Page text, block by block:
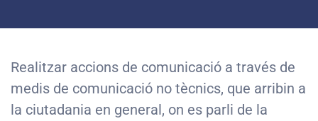
Realitzar accions de comunicació a través de
medis de comunicació no tècnics, que arribin a
la ciutadania en general, on es parli de la